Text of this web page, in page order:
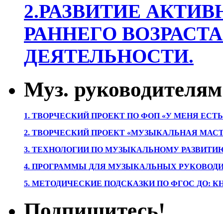
2.РАЗВИТИЕ
РАННЕГО
ДЕЯТЕЛЬНОСТИ.
Муз. руководителям
1. ТВОРЧЕСКИЙ ПРОЕКТ ПО ФОП «У МЕНЯ
2. ТВОРЧЕСКИЙ ПРОЕКТ «МУЗЫКАЛЬНАЯ
3. ТЕХНОЛОГИИ ПО МУЗЫКАЛЬНОМУ
4. ПРОГРАММЫ ДЛЯ МУЗЫКАЛЬНЫХ
5. МЕТОДИЧЕСКИЕ ПОДСКАЗКИ ПО ФГОС ДО: